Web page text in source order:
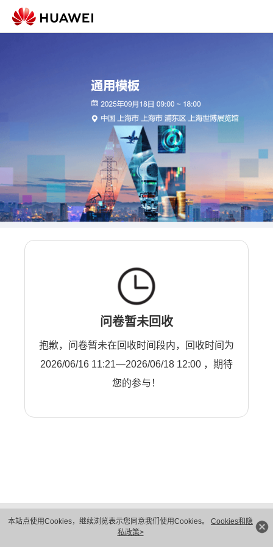
本站点使用Cookies，继续浏览表示您同意我们使用Cookies。 Cookies和隐
私政策>
问卷暂未回收
抱歉，问卷暂未在回收时间段内，回收时间为
2026/06/16 11:21—2026/06/18 12:00 ，期待
您的参与！
隐私保护
法律声明